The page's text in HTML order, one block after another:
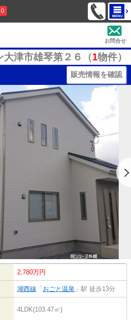
0
お問合せ
大津市雄琴第２６（1物件）
販売情報を確認
2,780万円
湖西線 「 おごと温泉 」駅 徒歩13分
4LDK(103.47㎡)